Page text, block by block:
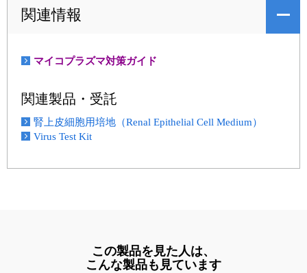
関連情報
マイコプラズマ対策ガイド
関連製品・受託
腎上皮細胞用培地（Renal Epithelial Cell Medium）
Virus Test Kit
この製品を見た人は、
こんな製品も見ています